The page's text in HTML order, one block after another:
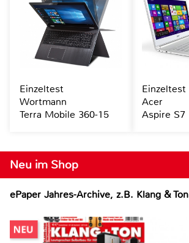
Neu im Shop
ePaper Jahres-Archive, z.B. Klang & Ton
Einzeltest
Wortmann
Terra Mobile 360-15
Einzeltest
Acer
Aspire S7